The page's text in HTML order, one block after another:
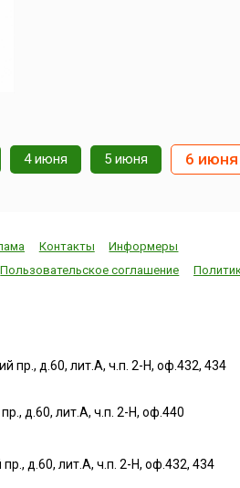
4 июня 5 июня 6 июня
Контакты
Информеры
Пользовательское соглашение
пр., д.60, лит.А, ч.п. 2-Н, оф.432, 434
д.60, лит.А, ч.п. 2-Н, оф.440
д.60, лит.А, ч.п. 2-Н, оф.432, 434